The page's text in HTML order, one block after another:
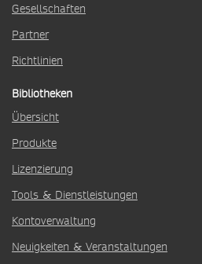
Gesellschaften
Partner
Richtlinien
Bibliotheken
Übersicht
Produkte
Lizenzierung
Tools & Dienstleistungen
Kontoverwaltung
Neuigkeiten & Veranstaltungen